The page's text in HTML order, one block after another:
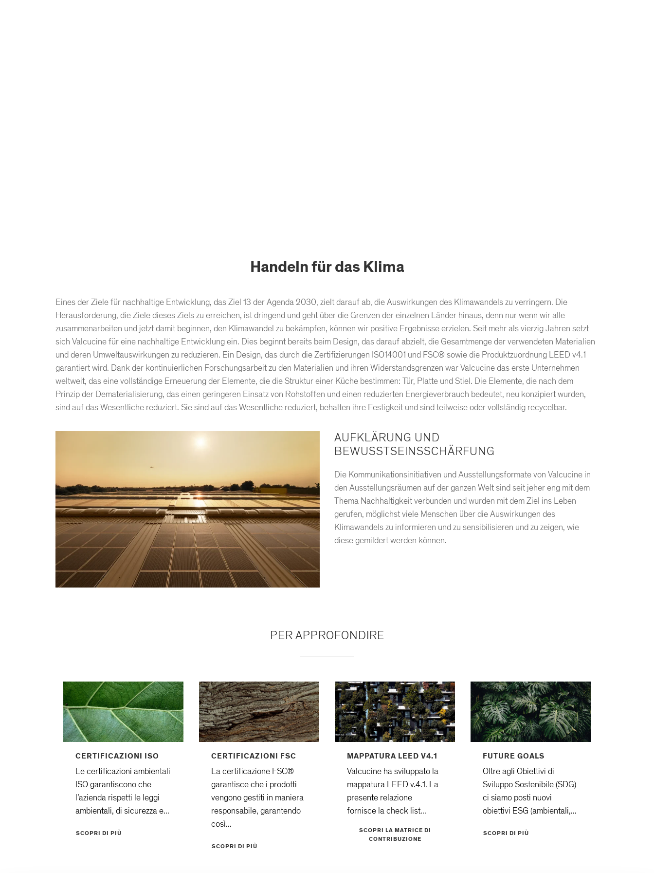
Handeln für das Klima
Eines der Ziele für nachhaltige Entwicklung, das Ziel 13 der Agenda 2030, zielt darauf ab, die Auswirkungen des Klimawandels zu verringern. Die
Herausforderung, die Ziele dieses Ziels zu erreichen, ist dringend und geht über die Grenzen der einzelnen Länder hinaus, denn nur wenn wir alle
zusammenarbeiten und jetzt damit beginnen, den Klimawandel zu bekämpfen, können wir positive Ergebnisse erzielen. Seit mehr als vierzig Jahren setzt
sich Valcucine für eine nachhaltige Entwicklung ein. Dies beginnt bereits beim Design, das darauf abzielt, die Gesamtmenge der verwendeten Materialien
und deren Umweltauswirkungen zu reduzieren. Ein Design, das durch die Zertifizierungen ISO14001 und FSC® sowie die Produktzuordnung LEED v4.1
garantiert wird. Dank der kontinuierlichen Forschungsarbeit zu den Materialien und ihren Widerstandsgrenzen war Valcucine das erste Unternehmen
weltweit, das eine vollständige Erneuerung der Elemente, die die Struktur einer Küche bestimmen: Tür, Platte und Stiel. Die Elemente, die nach dem
Prinzip der Dematerialisierung, das einen geringeren Einsatz von Rohstoffen und einen reduzierten Energieverbrauch bedeutet, neu konzipiert wurden,
sind auf das Wesentliche reduziert. Sie sind auf das Wesentliche reduziert, behalten ihre Festigkeit und sind teilweise oder vollständig recycelbar.
AUFKLÄRUNG UND
BEWUSSTSEINSSCHÄRFUNG
Die Kommunikationsinitiativen und Ausstellungsformate von Valcucine in
den Ausstellungsräumen auf der ganzen Welt sind seit jeher eng mit dem
Thema Nachhaltigkeit verbunden und wurden mit dem Ziel ins Leben
gerufen, möglichst viele Menschen über die Auswirkungen des
Klimawandels zu informieren und zu sensibilisieren und zu zeigen, wie
diese gemildert werden können.
PER APPROFONDIRE
CERTIFICAZIONI ISO
Le certificazioni ambientali
ISO garantiscono che
l’azienda rispetti le leggi
ambientali, di sicurezza e...
SCOPRI DI PIÙ
CERTIFICAZIONI FSC
La certificazione FSC®
garantisce che i prodotti
vengono gestiti in maniera
responsabile, garantendo
così...
SCOPRI DI PIÙ
MAPPATURA LEED V4.1
Valcucine ha sviluppato la
mappatura LEED v.4.1. La
presente relazione
fornisce la check list...
SCOPRI LA MATRICE DI
CONTRIBUZIONE
FUTURE GOALS
Oltre agli Obiettivi di
Sviluppo Sostenibile (SDG)
ci siamo posti nuovi
obiettivi ESG (ambientali,...
SCOPRI DI PIÙ